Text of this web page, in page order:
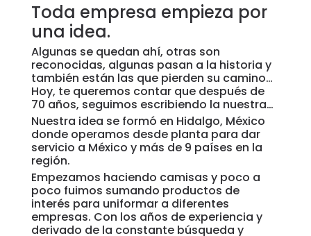
Toda empresa empieza por
una idea.
​Algunas se quedan ahí, otras son
reconocidas, algunas pasan a la historia y
también están las que pierden su camino…
Hoy, te queremos contar que después de
70 años, seguimos escribiendo la nuestra…
Nuestra idea se formó en Hidalgo, México
donde operamos desde planta para dar
servicio a México y más de 9 países en la
región.
Empezamos haciendo camisas y poco a
poco fuimos sumando productos de
interés para uniformar a diferentes
empresas. Con los años de experiencia y
derivado de la constante búsqueda y